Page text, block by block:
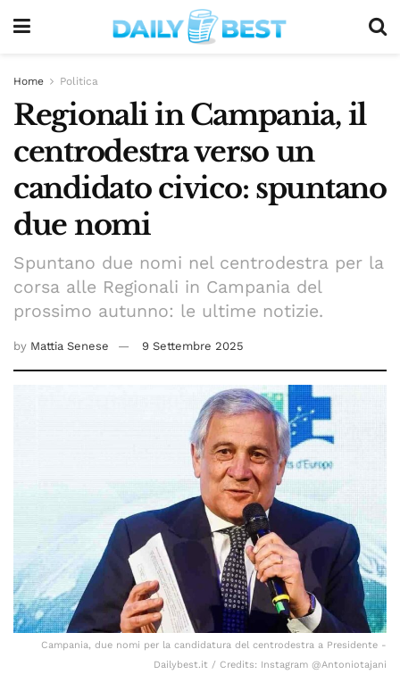
Home Politica
Regionali in Campania, il
centrodestra verso un
candidato civico: spuntano
due nomi
Spuntano due nomi nel centrodestra per la
corsa alle Regionali in Campania del
prossimo autunno: le ultime notizie.
by Mattia Senese 9 Settembre 2025
Campania, due nomi per la candidatura del centrodestra a Presidente -
Dailybest.it / Credits: Instagram @Antoniotajani